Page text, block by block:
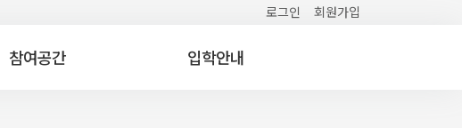
로그인 회원가입
참여공간 입학안내